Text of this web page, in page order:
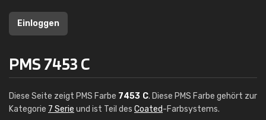
Einloggen
PMS 7453 C
Diese Seite zeigt PMS Farbe 7453 C. Diese PMS Farbe gehört zur
Kategorie 7 Serie und ist Teil des Coated-Farbsystems.